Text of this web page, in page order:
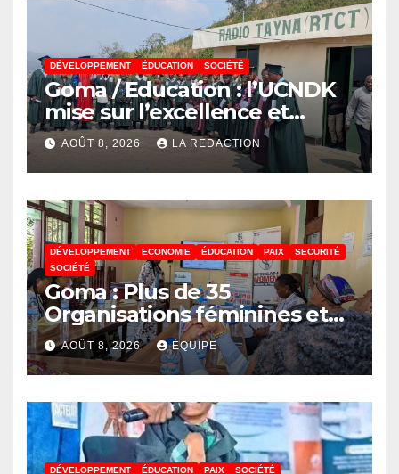
DÉVELOPPEMENT ÉDUCATION SOCIÉTÉ
Goma / Education : l’UCNDK
mise sur l’excellence et
l’employabilité des jeunes
AOÛT 8, 2026 LA REDACTION
DÉVELOPPEMENT ECONOMIE ÉDUCATION PAIX
SECURITÉ
SOCIÉTÉ
Goma : Plus de 35
Organisations féminines et
associations des jeunes
réunies pour parler paix
AOÛT 8, 2026 ÉQUIPE
DÉVELOPPEMENT ÉDUCATION PAIX SOCIÉTÉ